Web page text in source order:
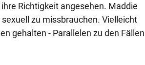
Richtigkeit angesehen. Maddie
zu missbrauchen. Vielleicht
gehalten - Parallelen zu den Fällen